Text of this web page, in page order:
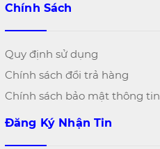
Chính Sách
Quy định sử dụng
Chính sách đổi trả hàng
Chính sách bảo mật thông tin
Đăng Ký Nhận Tin